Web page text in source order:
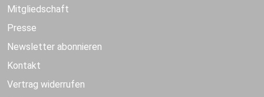
Mitgliedschaft
Presse
Newsletter abonnieren
Kontakt
Vertrag widerrufen